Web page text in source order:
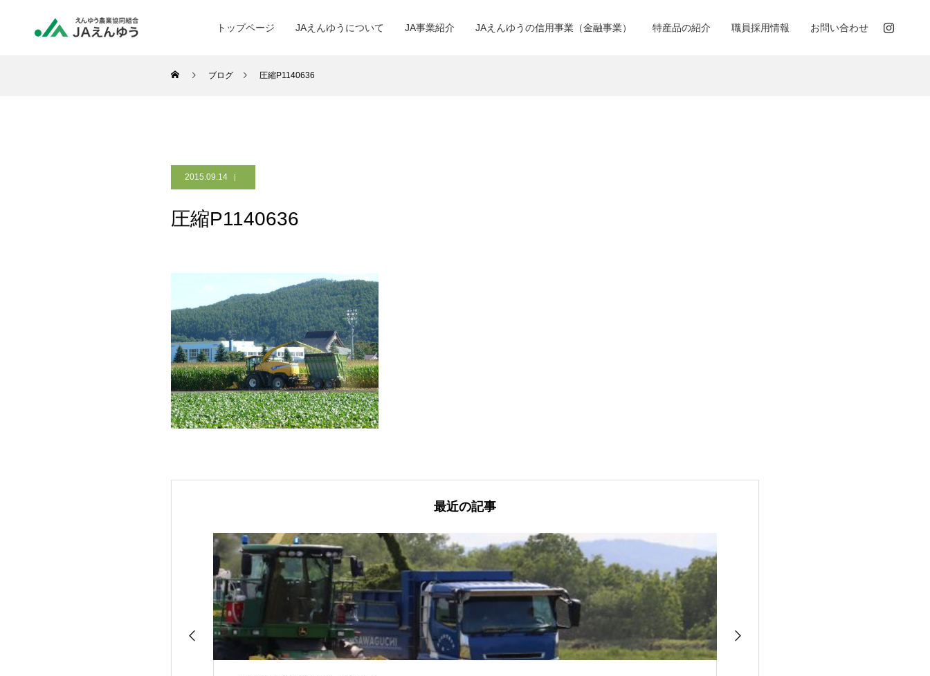
トップページ JAえんゆうについて JA事業紹介 JAえんゆうの信用事業（金融事業） 特産品の紹介 職員採用情報 お問い合わせ
ブログ 圧縮P1140636
2015.09.14
圧縮P1140636
最近の記事